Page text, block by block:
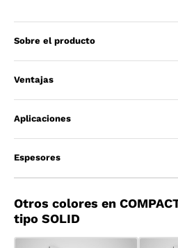
Sobre el producto
Ventajas
Aplicaciones
Espesores
Otros colores en
tipo SOLID